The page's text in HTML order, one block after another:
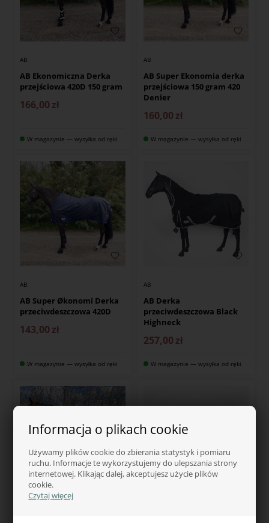
Informacja o plikach cookie
Używamy plików cookie do zbierania statystyk i pomiaru
ruchu. Informacje te wykorzystujemy do ulepszania strony
internetowej. Klikając dalej, akceptujesz użycie plików
cookie.
Czytaj więcej
AB
AB Ekonomiczna Derka
przejściowa 420D 150 gram
166,00 zł
W magazynie — wysyłka od ręki
AB
AB Super Ekonomia derka
przejściowa 150 gram 420
Denier
160,00 zł
W magazynie — wysyłka od ręki
AB
AB Super Økonomi Derka
przeciwdeszczowa 420D
143,00 zł
W magazynie — wysyłka od ręki
AB
AB Derka
przeciwdeszczowa Black
Highneck
257,00 zł
W magazynie — wysyłka od ręki